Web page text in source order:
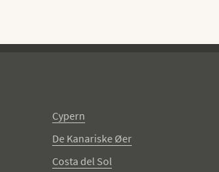
Cypern
De Kanariske Øer
Costa del Sol